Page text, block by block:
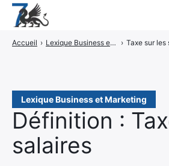
Accueil › Lexique Business et Marketing › Taxe sur les
Lexique Business et Marketing
Définition :
salaires
Guides
Interviews
CONTACT